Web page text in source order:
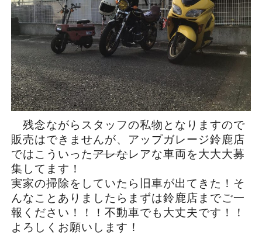
残念ながらスタッフの私物となりますので
販売はできませんが、アップガレージ鈴鹿店
ではこういったアレなレアな車両を大大大募
集してます！
実家の掃除をしていたら旧車が出てきた！そ
んなことありましたらまずは鈴鹿店までご一
報ください！！！不動車でも大丈夫です！！
よろしくお願いします！